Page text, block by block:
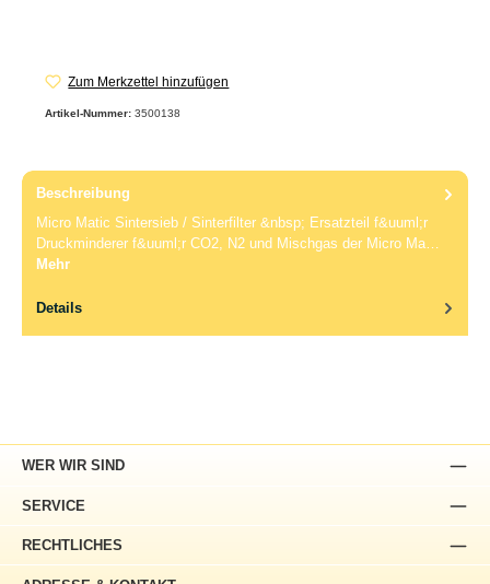
Zum Merkzettel hinzufügen
Artikel-Nummer: 3500138
Beschreibung
Micro Matic Sintersieb / Sinterfilter &nbsp; Ersatzteil f&uuml;r
Druckminderer f&uuml;r CO2, N2 und Mischgas der Micro Ma…
Mehr
Details
WER WIR SIND
SERVICE
RECHTLICHES